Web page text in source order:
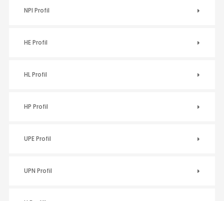
NPI Profil
HE Profil
HL Profil
HP Profil
UPE Profil
UPN Profil